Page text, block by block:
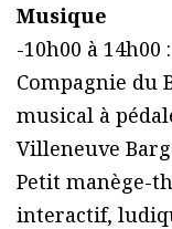
Musique
-10h00 à
Compagnie du
musical à
Villeneuve
Petit manège-
interactif,